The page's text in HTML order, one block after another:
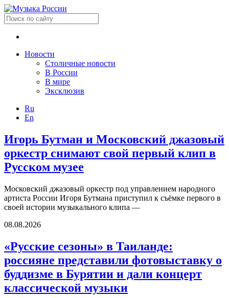
Новости
Столичные новости
В России
В мире
Эксклюзив
Ru
En
Игорь Бутман и Московский джазовый
оркестр снимают свой первый клип в
Русском музее
Московский джазовый оркестр под управлением народного
артиста России Игоря Бутмана приступил к съёмке первого в
своей истории музыкального клипа —
08.08.2026
«Русские сезоны» в Таиланде:
россияне представили фотовыставку о
буддизме в Бурятии и дали концерт
классической музыки